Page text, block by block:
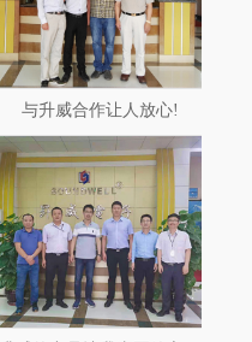
与升威合作让人放心!